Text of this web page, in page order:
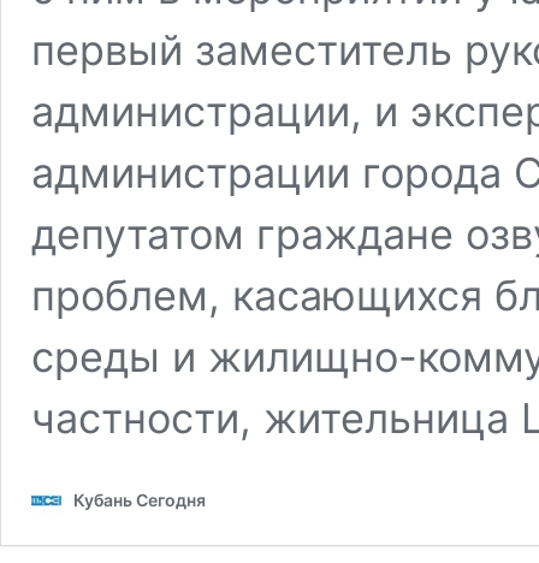
первый заместитель
администрации, и
администрации города
депутатом граждане
проблем, касающихся
среды и жилищно-
частности,
Кубань Сегодня